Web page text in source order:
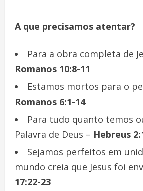
A que precisamos atentar?
Para a obra completa de
Romanos 10:8-11
Estamos mortos para o
Romanos 6:1-14
Para tudo quanto temos
Palavra de Deus – Hebreus
Sejamos perfeitos em
mundo creia que Jesus foi
17:22-23